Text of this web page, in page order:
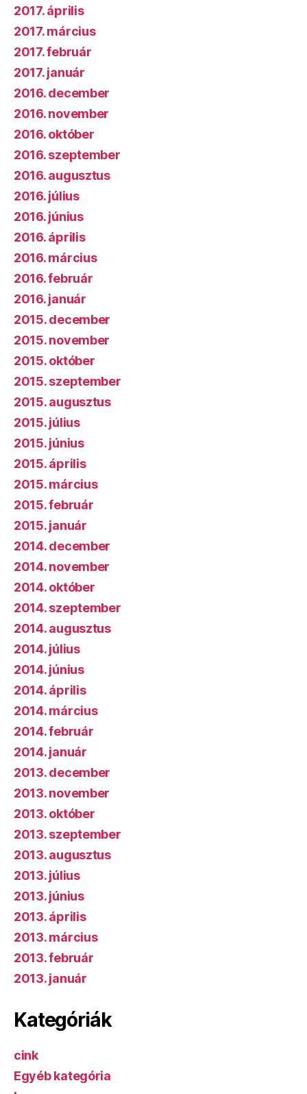
2017. április
2017. március
2017. február
2017. január
2016. december
2016. november
2016. október
2016. szeptember
2016. augusztus
2016. július
2016. június
2016. április
2016. március
2016. február
2016. január
2015. december
2015. november
2015. október
2015. szeptember
2015. augusztus
2015. július
2015. június
2015. április
2015. március
2015. február
2015. január
2014. december
2014. november
2014. október
2014. szeptember
2014. augusztus
2014. július
2014. június
2014. április
2014. március
2014. február
2014. január
2013. december
2013. november
2013. október
2013. szeptember
2013. augusztus
2013. július
2013. június
2013. április
2013. március
2013. február
2013. január
Kategóriák
cink
Egyéb kategória